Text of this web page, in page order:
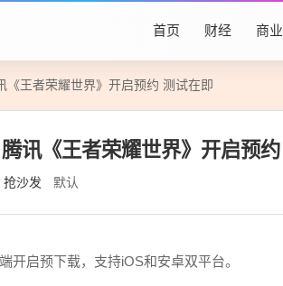
首页 财经 商业
《王者荣耀世界》开启预约 测试在即
讯《王者荣耀世界》开启预
抢沙发 默认
开启预下载，支持iOS和安卓双平台。